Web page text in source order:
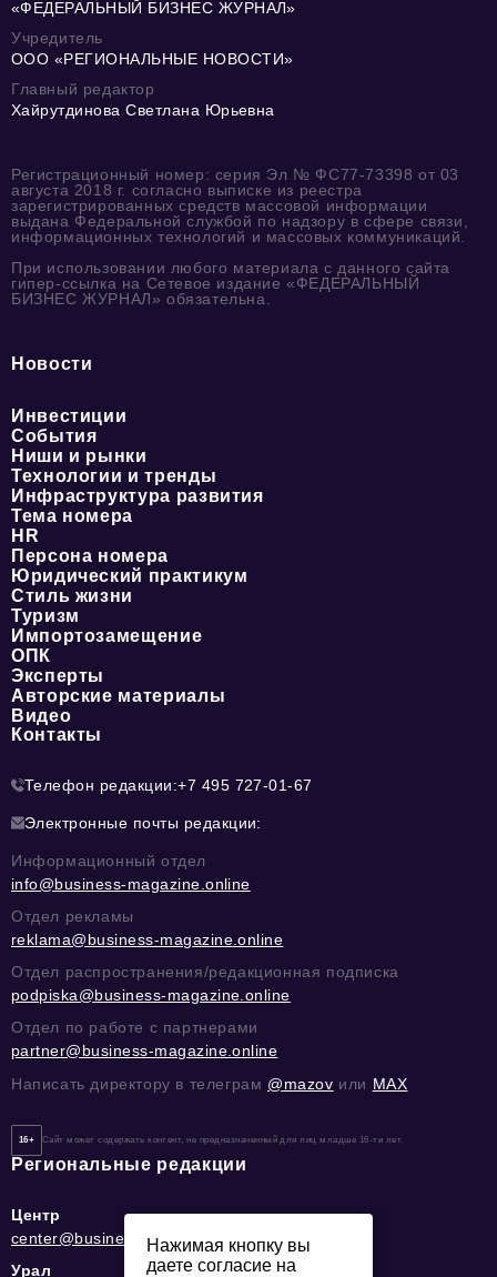
«ФЕДЕРАЛЬНЫЙ БИЗНЕС ЖУРНАЛ»
Учредитель
ООО «РЕГИОНАЛЬНЫЕ НОВОСТИ»
Главный редактор
Хайрутдинова Светлана Юрьевна
Регистрационный номер: серия Эл № ФС77-73398 от 03
августа 2018 г. согласно выписке из реестра
зарегистрированных средств массовой информации
выдана Федеральной службой по надзору в сфере связи,
информационных технологий и массовых коммуникаций.
При использовании любого материала с данного сайта
гипер-ссылка на Сетевое издание «ФЕДЕРАЛЬНЫЙ
БИЗНЕС ЖУРНАЛ» обязательна.
Новости
Инвестиции
События
Ниши и рынки
Технологии и тренды
Инфраструктура развития
Тема номера
HR
Персона номера
Юридический практикум
Стиль жизни
Туризм
Импортозамещение
ОПК
Эксперты
Авторские материалы
Видео
Контакты
Телефон редакции:+7 495 727-01-67
Электронные почты редакции:
Информационный отдел
info@business-magazine.online
Отдел рекламы
reklama@business-magazine.online
Отдел распространения/редакционная подписка
podpiska@business-magazine.online
Отдел по работе с партнерами
partner@business-magazine.online
Написать директору в телеграм @mazov или MAX
16+ Сайт может содержать контент, не предназначенный для лиц младше 16-ти лет.
Региональные редакции
Центр
center@business-magazine.online
Урал
Нажимая кнопку вы
даете согласие на